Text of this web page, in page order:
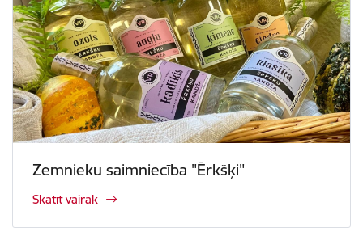
Zemnieku saimniecība "Ērkšķi"
Skatīt vairāk